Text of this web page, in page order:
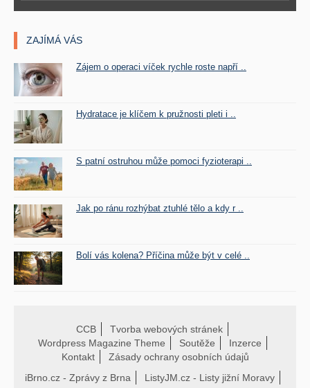
ZAJÍMÁ VÁS
Zájem o operaci víček rychle roste napří ..
Hydratace je klíčem k pružnosti pleti i ..
S patní ostruhou může pomoci fyzioterapi ..
Jak po ránu rozhýbat ztuhlé tělo a kdy r ..
Bolí vás kolena? Příčina může být v celé ..
CCB
Tvorba webových stránek
Wordpress Magazine Theme
Soutěže
Inzerce
Kontakt
Zásady ochrany osobních údajů
iBrno.cz - Zprávy z Brna
ListyJM.cz - Listy jižní Moravy